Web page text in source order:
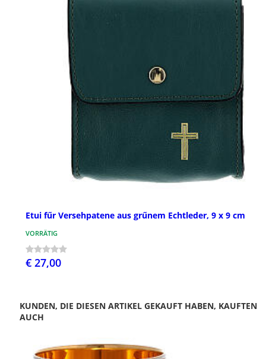
Etui fűr Versehpatene aus grűnem Echtleder, 9 x 9 cm
VORRÄTIG
€ 27,00
KUNDEN, DIE DIESEN ARTIKEL GEKAUFT HABEN, KAUFTEN
AUCH